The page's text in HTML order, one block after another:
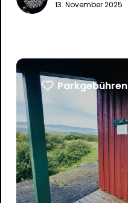
13. November 2025
Parkgebühren